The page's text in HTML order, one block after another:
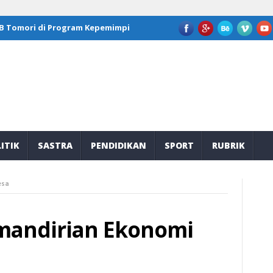
di Program Kepemimpinan Nasional GFLN 2026 JOB Tomori
SASTRA PENDIDIKAN SPORT RUBRIK
Ekonomi